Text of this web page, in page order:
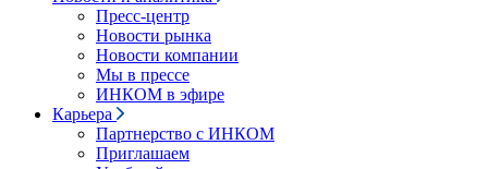
Пресс-центр
Новости рынка
Новости компании
Мы в прессе
ИНКОМ в эфире
Карьера
Партнерство с ИНКОМ
Приглашаем